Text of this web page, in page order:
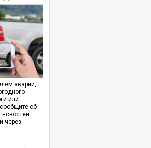
аварии,
или
об
новостей.
через